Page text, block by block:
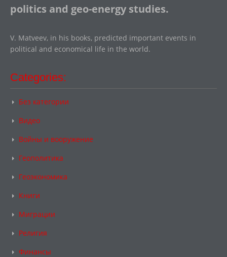
politics and geo-energy studies.
V. Matveev, in his books, predicted important events in
political and economical life in the world.
Categories:
Без категории
Видео
Войны и вооружение
Геополитика
Геоэкономика
Книги
Миграции
Религия
Финансы